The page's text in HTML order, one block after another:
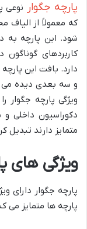
پارچه جگوار نوعی
که معمولاً از الیاف
شود. این پارچه
کاربردهای
دارد. بافت این
و سه بعدی دیده
ویژگی پارچه جگوار
دکوراسیون داخلی
متمایز دارند تبدیل
ویژگی های
پارچه جگوار دارای
پارچه ها متمایز می